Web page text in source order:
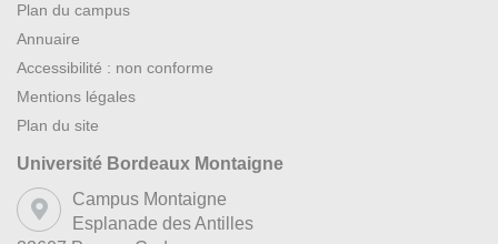
Plan du campus
Annuaire
Accessibilité : non conforme
Mentions légales
Plan du site
Université Bordeaux Montaigne
Campus Montaigne
Esplanade des Antilles